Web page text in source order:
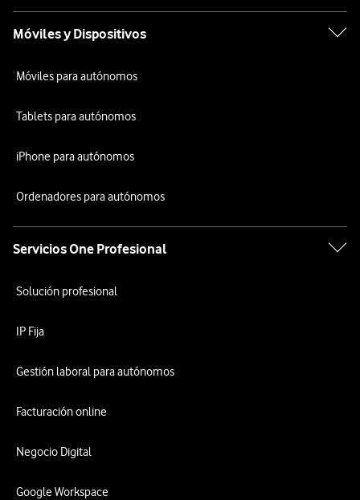
Móviles y Dispositivos
Móviles para autónomos
Tablets para autónomos
iPhone para autónomos
Ordenadores para autónomos
Servicios One Profesional
Solución profesional
IP Fija
Gestión laboral para autónomos
Facturación online
Negocio Digital
Google Workspace